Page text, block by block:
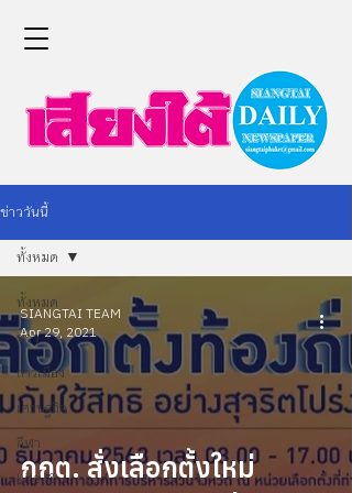
ข่าววันนี้
ทั้งหมด
ข่าว
การเมือง
เศรษฐกิจ
กีฬา
Life &
ทั้งหมด
กกต. สั่งเลือกตั้งใหม่
SIANGTAI TEAM
Apr 29, 2021